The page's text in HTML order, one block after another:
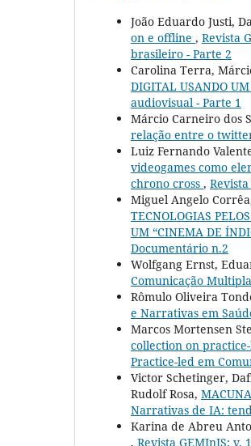
João Eduardo Justi,
on e offline , Revista
brasileiro - Parte 2
Carolina Terra,
DIGITAL USANDO UM
audiovisual - Parte 1
Márcio Carneiro dos
relação entre o
Luiz Fernando
videogames como
chrono cross ,
Miguel Angelo
TECNOLOGIAS
UM “CINEMA DE
Documentário n.2
Wolfgang Ernst,
Comunicação
Rômulo Oliveira
e Narrativas em
Marcos Mortensen
collection on
Practice-led em
Victor Schetinger,
Rudolf Rosa,
Narrativas de IA:
Karina de Abreu
, Revista GEMInIS: v.